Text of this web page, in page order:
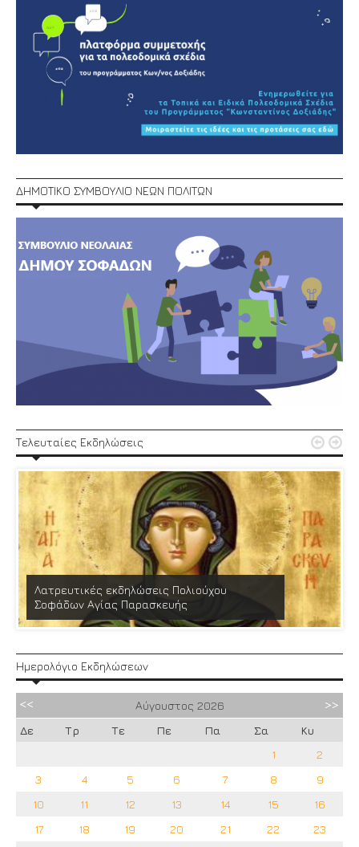
ΔΗΜΟΤΙΚΟ ΣΥΜΒΟΥΛΙΟ ΝΕΩΝ ΠΟΛΙΤΩΝ
Τελευταίες Εκδηλώσεις
Λατρευτικές εκδηλώσεις Πολιούχου
Σοφάδων Αγίας Παρασκευής
 
Ημερολόγιο Εκδηλώσεων
Αύγουστος 2026
Δε
Τρ Τε Πε Πα Σα
Κυ
1
2
3
4 5 6 7 8
9
10
11 12 13 14 15
16
17
18 19 20 21 22 23